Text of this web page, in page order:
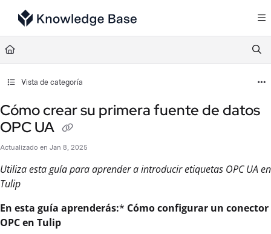
Documentation Index
Fetch the complete documentation index at:
Use this file to discover all available pages before exploring further.
Vista de categoría
Cómo crear su primera fuente de datos
OPC UA
Actualizado en Jan 8, 2025
Utiliza esta guía para aprender a introducir etiquetas OPC UA en
Tulip
En esta guía aprenderás:* Cómo configurar un conector
OPC en Tulip